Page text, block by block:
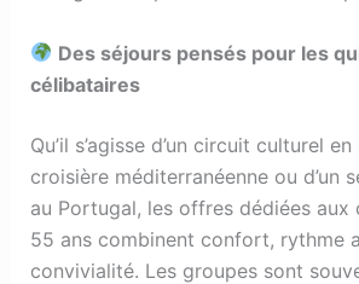
Des séjours pensés pour les
célibataires
Qu’il s’agisse d’un circuit culturel en
croisière méditerranéenne ou d’un
au Portugal, les offres dédiées aux
55 ans combinent confort, rythme
convivialité. Les groupes sont